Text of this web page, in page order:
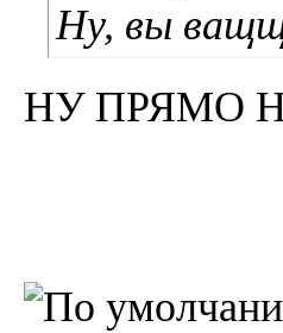
Ну, вы
НУ ПРЯМО